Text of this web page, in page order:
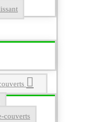
couverts